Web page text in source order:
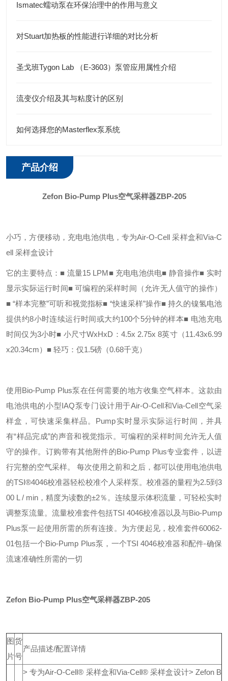
Ismatec蠕动泵在环保治理中的作用与意义
对Stuart加热板的性能进行详细的对比分析
圣戈班Tygon Lab （E-3603）泵管应用属性介绍
流变仪介绍及其与粘度计的区别
如何选择您的Masterflex泵系统
产品介绍
Zefon Bio-Pump Plus空气采样器ZBP-205
小巧，方便移动，充电电池供电，专为Air-O-Cell 采样盒和Via-C
ell 采样盒设计
它的主要特点： ■ 流量15 LPM■ 充电电池供电■ 静音操作■ 实时
显示实际运行时间■ 可编程的采样时间（允许无人值守的操作）
■ “样本完整”可听和视觉指标■ “快速采样”操作■ 持久的镍氢电池
提供约8小时连续运行时间或大约100个5分钟的样本■ 电池充电
时间仅为3小时■ 小尺寸WxHxD：4.5x 2.75x 8英寸（11.43x6.99
x20.34cm） ■ 轻巧：仅1.5磅（0.68千克）
使用Bio-Pump Plus泵在任何需要的地方收集空气样本。这款由
电池供电的小型IAQ泵专门设计用于Air-O-Cell和Via-Cell空气采
样盒，可快速采集样品。Pump实时显示实际运行时间，并具
有“样品完成”的声音和视觉指示。可编程的采样时间允许无人值
守的操作。订购带有其他附件的Bio-Pump Plus专业套件，以进
行完整的空气采样。 每次使用之前和之后，都可以使用电池供电
的TSI®4046校准器轻松校准个人采样泵。校准器的量程为2.5到3
00 L / min，精度为读数的±2％。连续显示体积流量，可轻松实时
调整泵流量。流量校准套件包括TSI 4046校准器以及与Bio-Pump
Plus泵一起使用所需的所有连接。为方便起见，校准套件60062-
01包括一个Bio-Pump Plus泵，一个TSI 4046校准器和配件-确保
流速准确性所需的一切
Zefon Bio-Pump Plus空气采样器ZBP-205
图
片
货
号
产品描述/配置详情
> 专为Air-O-Cell® 采样盒和Via-Cell® 采样盒设计> Zefon B